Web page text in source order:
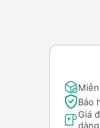
Bảo
Giá